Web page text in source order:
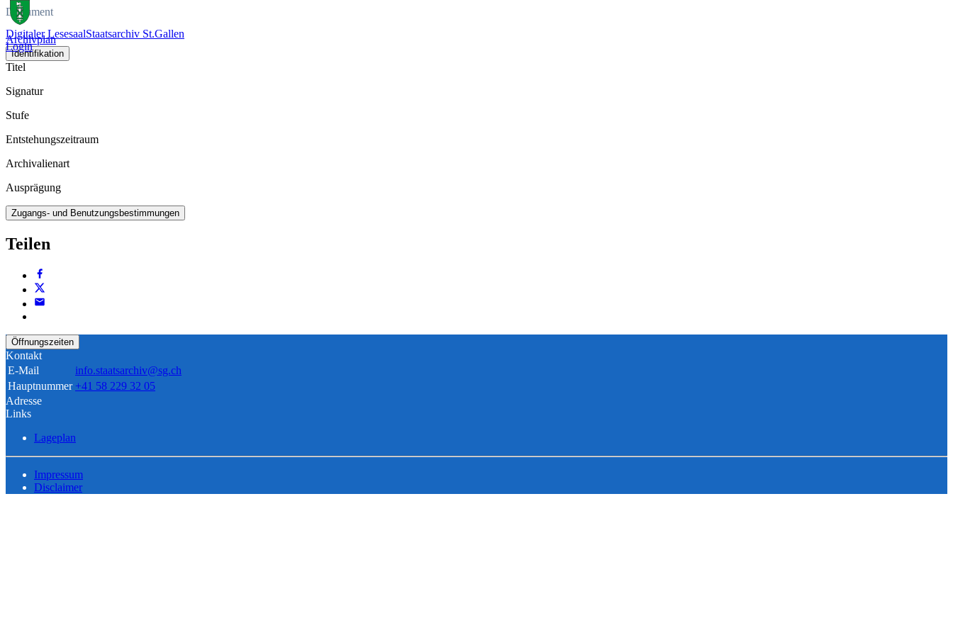
Digitaler LesesaalStaatsarchiv St.Gallen
Login
Dokument
Archivplan
Identifikation
Titel
Signatur
Stufe
Entstehungszeitraum
Archivalienart
Ausprägung
Zugangs- und Benutzungsbestimmungen
Teilen
Öffnungszeiten
Kontakt
E-Mail
info.staatsarchiv@sg.ch
Hauptnummer +41 58 229 32 05
Adresse
Links
Lageplan
Impressum
Disclaimer